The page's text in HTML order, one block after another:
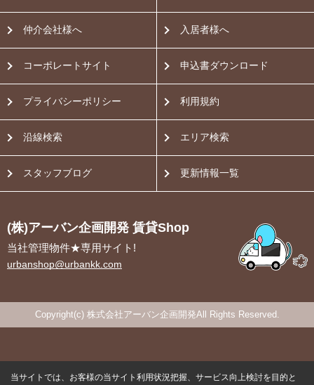
仲介会社様へ 入居者様へ
コーポレートサイト 申込書ダウンロード
プライバシーポリシー 利用規約
沿線検索 エリア検索
スタッフブログ 更新情報一覧
(株)アーバン企画開発 賃貸Shop
当社管理物件★専用サイト!
urbanshop@urbankk.com
Copyright(c) 株式会社アーバン企画開発All Rights Reserved.
当サイトでは、お客様の当サイト利用状況把握、サービス向上検討を目的と